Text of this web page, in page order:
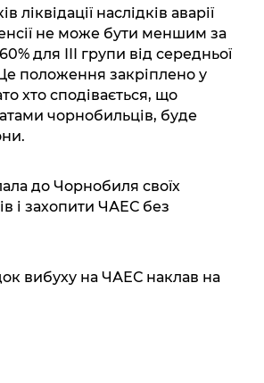
наслідків аварії
не може бути меншим за
для ІІІ групи від середньої
Це положення закріплено у
хто сподівається, що
чорнобильців, буде
до Чорнобиля своїх
і захопити ЧАЕС без
вибуху на ЧАЕС наклав на